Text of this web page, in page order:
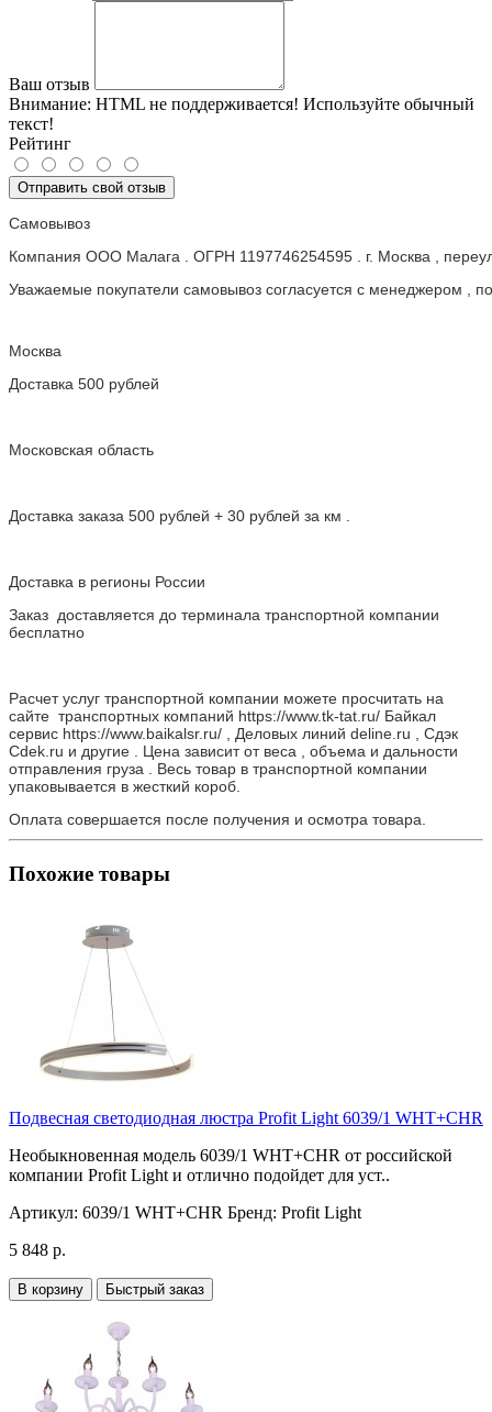
Ваш отзыв
Внимание: HTML не поддерживается! Используйте обычный
текст!
Рейтинг
Отправить свой отзыв
Самовывоз
Компания ООО Малага . ОГРН 1197746254595 . г. Москва ,
Уважаемые покупатели самовывоз согласуется с менеджером ,
Москва
Доставка 500 рублей
Московская область
Доставка заказа 500 рублей + 30 рублей за км .
Доставка в регионы России
Заказ доставляется до терминала транспортной компании
бесплатно
Расчет услуг транспортной компании можете просчитать на
сайте транспортных компаний https://www.tk-tat.ru/ Байкал
сервис https://www.baikalsr.ru/ , Деловых линий deline.ru , Сдэк
Cdek.ru и другие . Цена зависит от веса , объема и дальности
отправления груза . Весь товар в транспортной компании
упаковывается в жесткий короб.
Оплата совершается после получения и осмотра товара.
Похожие товары
Подвесная светодиодная люстра Profit Light 6039/1 WHT+CHR
Необыкновенная модель 6039/1 WHT+CHR от российской
компании Profit Light и отлично подойдет для уст..
Артикул: 6039/1 WHT+CHR Бренд: Profit Light
5 848 р.
В корзину Быстрый заказ